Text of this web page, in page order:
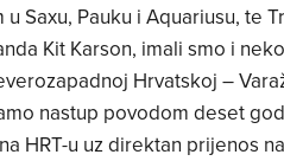
u Saxu, Pauku i Aquariusu, te
Kit Karson, imali smo i
Hrvatskoj –
nastup povodom deset
HRT-u uz direktan prijenos